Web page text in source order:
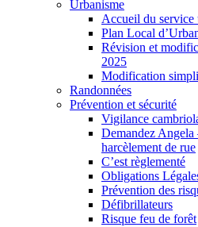
Urbanisme
Accueil du service
Plan Local
Révision et
2025
Modification
Randonnées
Prévention et sécurité
Vigilance
Demandez
harcèlement de rue
C’est règlementé
Obligations
Prévention des
Défibrillateurs
Risque feu de forêt